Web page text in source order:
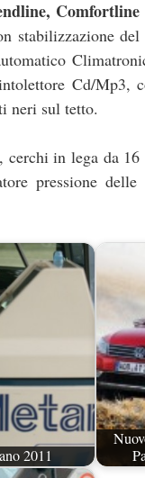
stabilizzazione
Cd/Mp3,
neri sul tetto.
in lega da
pressione
2011